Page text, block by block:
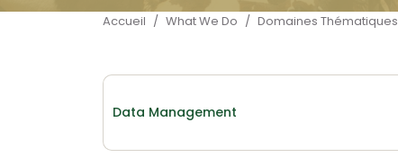
Fil d'Ariane
Accueil What We Do Domaines Thématiques
Data Management